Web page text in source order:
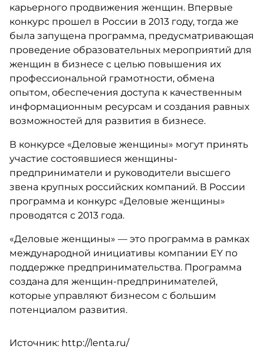
карьерного продвижения женщин. Впервые
конкурс прошел в России в 2013 году, тогда же
была запущена программа, предусматривающая
проведение образовательных мероприятий для
женщин в бизнесе с целью повышения их
профессиональной грамотности, обмена
опытом, обеспечения доступа к качественным
информационным ресурсам и создания равных
возможностей для развития в бизнесе.
В конкурсе «Деловые женщины» могут принять
участие состоявшиеся женщины-
предприниматели и руководители высшего
звена крупных российских компаний. В России
программа и конкурс «Деловые женщины»
проводятся с 2013 года.
«Деловые женщины» — это программа в рамках
международной инициативы компании EY по
поддержке предпринимательства. Программа
создана для женщин-предпринимателей,
которые управляют бизнесом с большим
потенциалом развития.
Источник: http://lenta.ru/